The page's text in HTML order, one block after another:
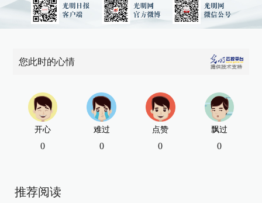
您此时的心情
开心
0
难过
0
点赞
0
飘过
0
推荐阅读